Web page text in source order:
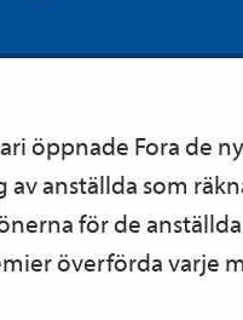
öppnade Fora de
anställda som
för de
överförda varje